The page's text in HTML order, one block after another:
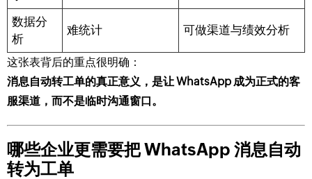
数据分
析
难统计 可做渠道与绩效分析
这张表背后的重点很明确：
消息自动转工单的真正意义，是让 WhatsApp 成为正式的客
服渠道，而不是临时沟通窗口。
哪些企业更需要把 WhatsApp 消息自动
转为工单